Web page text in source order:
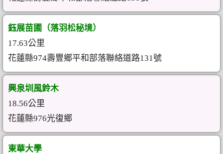
鈺展苗圃（落羽松秘境）
17.63公里
花蓮縣974壽豐鄉平和部落聯絡道路131號
興泉圳風鈴木
18.56公里
花蓮縣976光復鄉
東華大學